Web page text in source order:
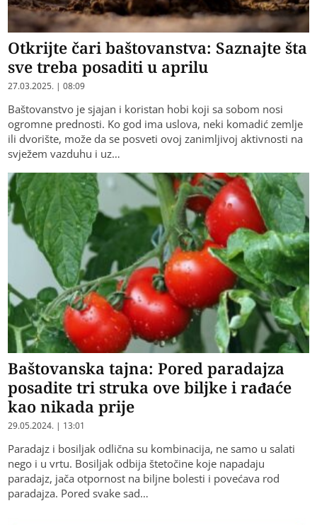
Otkrijte čari baštovanstva: Saznajte šta
sve treba posaditi u aprilu
27.03.2025. | 08:09
Baštovanstvo je sjajan i koristan hobi koji sa sobom nosi
ogromne prednosti. Ko god ima uslova, neki komadić zemlje
ili dvorište, može da se posveti ovoj zanimljivoj aktivnosti na
svježem vazduhu i uz…
Baštovanska tajna: Pored paradajza
posadite tri struka ove biljke i rađaće
kao nikada prije
29.05.2024. | 13:01
Paradajz i bosiljak odlična su kombinacija, ne samo u salati
nego i u vrtu. Bosiljak odbija štetočine koje napadaju
paradajz, jača otpornost na biljne bolesti i povećava rod
paradajza. Pored svake sad…